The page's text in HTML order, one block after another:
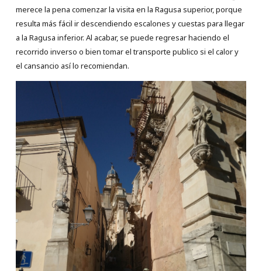
merece la pena comenzar la visita en la Ragusa superior, porque
resulta más fácil ir descendiendo escalones y cuestas para llegar
a la Ragusa inferior. Al acabar, se puede regresar haciendo el
recorrido inverso o bien tomar el transporte publico si el calor y
el cansancio así lo recomiendan.